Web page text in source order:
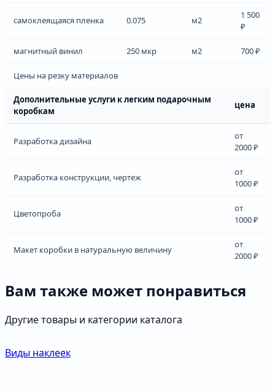
самоклеящаяся пленка 0.075 м2
1 500
₽
магнитный винил 250 мкр м2 700 ₽
Цены на резку материалов
Дополнительные услуги к легким подарочным
коробкам
цена
Разработка дизайна
от
2000 ₽
Разработка конструкции, чертеж
от
1000 ₽
Цветопроба
от
1000 ₽
Макет коробки в натуральную величину
от
2000 ₽
Вам также может понравиться
Другие товары и категории каталога
Виды наклеек